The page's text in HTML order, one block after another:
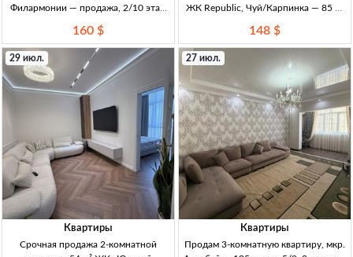
Филармонии — продажа, 2/10 этаж
комфортная локация, шаговая
доступность, продажа
160 $
ЖК Republic, Чуй/Карпинка — 85 м²
9/12эт, центр.комм, ЖК Republic
(ул.Суюмбаева), Чуй/Карпинка. Д
148 $
29 июл.
Квартиры
Срочная продажа 2-комнатной
27 июл.
Квартиры
Продам 3-комнатную квартиру, мкр.